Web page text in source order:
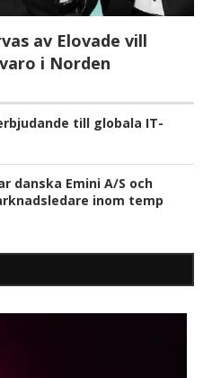
av Elovade vill
i Norden
till globala IT-
danska Emini A/S och
inom temp